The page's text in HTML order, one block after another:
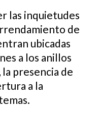
las inquietudes
de
ubicadas
a los anillos
presencia de
a la